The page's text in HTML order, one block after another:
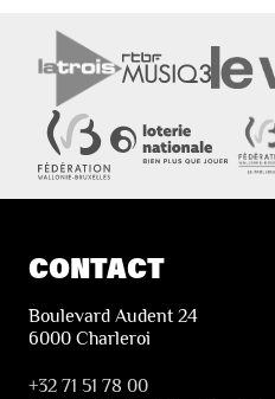
CONTACT
Boulevard Audent 24
6000 Charleroi
+32 71 51 78 00